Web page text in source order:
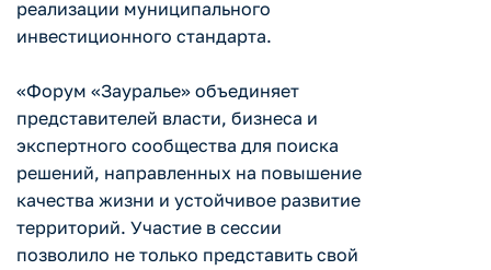
реализации муниципального
инвестиционного стандарта.
«Форум «Зауралье» объединяет
представителей власти, бизнеса и
экспертного сообщества для поиска
решений, направленных на повышение
качества жизни и устойчивое развитие
территорий. Участие в сессии
позволило не только представить свой